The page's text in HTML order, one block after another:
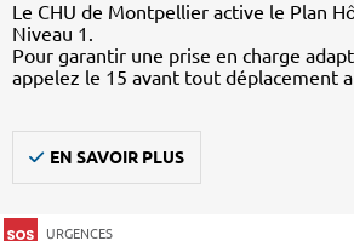
Le CHU de Montpellier active le Plan
Niveau 1.
Pour garantir une prise en charge
appelez le 15 avant tout déplacement
EN SAVOIR PLUS
URGENCES